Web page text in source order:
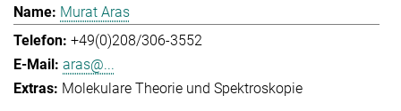
Murat Aras
+49(0)208/306-3552
aras@...
Molekulare Theorie und Spektroskopie